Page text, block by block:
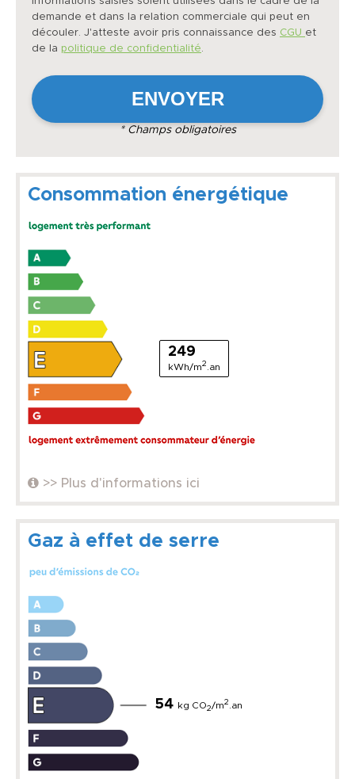
demande et dans la relation commerciale qui peut en
découler. J'atteste avoir pris connaissance des CGU et
de la politique de confidentialité.
* Champs obligatoires
Consommation énergétique
249
kWh/m2 .an
>> Plus d'informations ici
Gaz à effet de serre
54 kg CO2/m2 .an